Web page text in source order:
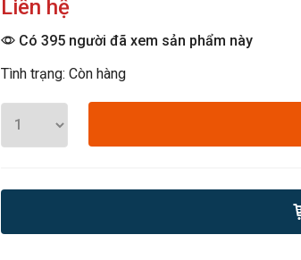
Liên hệ
Có 395 người đã xem sản phẩm này
Tình trạng: Còn hàng